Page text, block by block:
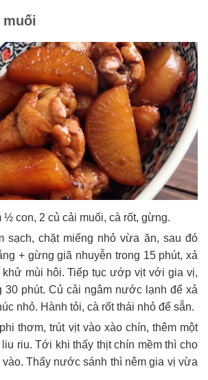
muối
½ con, 2 củ cải muối, cà rốt, gừng.
sạch, chặt miếng nhỏ vừa ăn, sau đó
+ gừng giã nhuyễn trong 15 phút, xả
mùi hôi. Tiếp tục ướp vịt với gia vị,
30 phút. Củ cải ngâm nước lạnh để xả
nhỏ. Hành tỏi, cà rốt thái nhỏ để sẵn.
thơm, trút vịt vào xào chín, thêm một
riu. Tới khi thấy thịt chín mềm thì cho
vào. Thấy nước sánh thì nêm gia vị vừa